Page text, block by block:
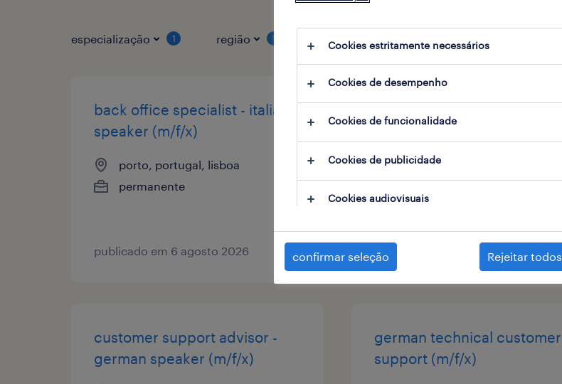
especialização 1 região 1 tipo de contrato
back office specialist - italian
speaker (m/f/x)
porto, portugal, lisboa
permanente
publicado em 6 agosto 2026
remote, portugal, lisboa
publicado em 6 agosto 2026
customer support advisor -
german speaker (m/f/x)
german technical customer
support (m/f/x)
Cookies estritamente necessários
Cookies de desempenho
Cookies de funcionalidade
Cookies de publicidade
Cookies audiovisuais
confirmar seleção Rejeitar todos